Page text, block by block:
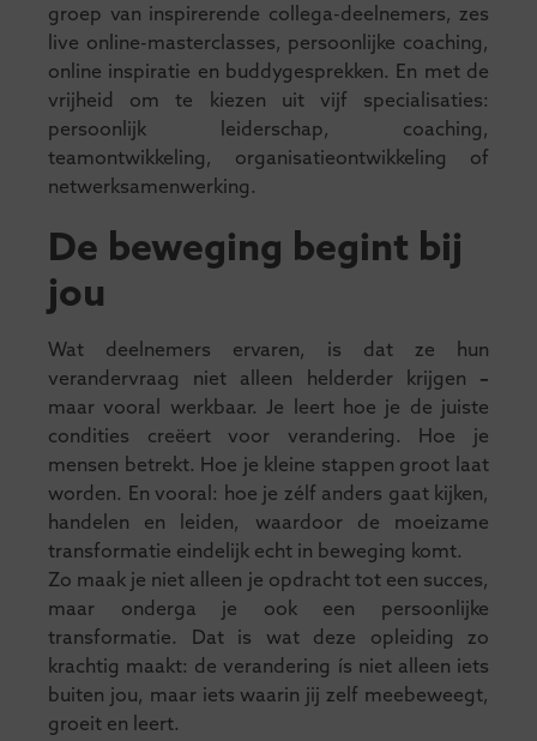
groep van inspirerende collega-deelnemers, zes
live online-masterclasses, persoonlijke coaching,
online inspiratie en buddygesprekken. En met de
vrijheid om te kiezen uit vijf specialisaties:
persoonlijk leiderschap, coaching,
teamontwikkeling, organisatieontwikkeling of
netwerksamenwerking.
De beweging begint bij
jou
Wat deelnemers ervaren, is dat ze hun
verandervraag niet alleen helderder krijgen –
maar vooral werkbaar. Je leert hoe je de juiste
condities creëert voor verandering. Hoe je
mensen betrekt. Hoe je kleine stappen groot laat
worden. En vooral: hoe je zélf anders gaat kijken,
handelen en leiden, waardoor de moeizame
transformatie eindelijk echt in beweging komt.
Zo maak je niet alleen je opdracht tot een succes,
maar onderga je ook een persoonlijke
transformatie. Dat is wat deze opleiding zo
krachtig maakt: de verandering ís niet alleen iets
buiten jou, maar iets waarin jij zelf meebeweegt,
groeit en leert.